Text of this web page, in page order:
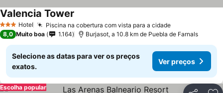
3 EstrelasHotel Piscina na cobertura com vista para a cidade
Valencia Tower
8,0 Muito boa 1.164 Burjasot, a 10.8 km de Puebla de Farnals
Selecione as datas para ver os preços
exatos.
Ver preços
Escolha popular